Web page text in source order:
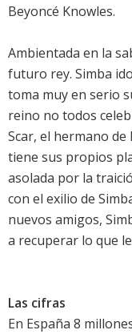
Beyoncé Knowles.
Ambientada en la
futuro rey. Simba
toma muy en serio
reino no todos
Scar, el hermano
tiene sus propios
asolada por la
con el exilio de
nuevos amigos,
a recuperar lo que
Las cifras
En España 8